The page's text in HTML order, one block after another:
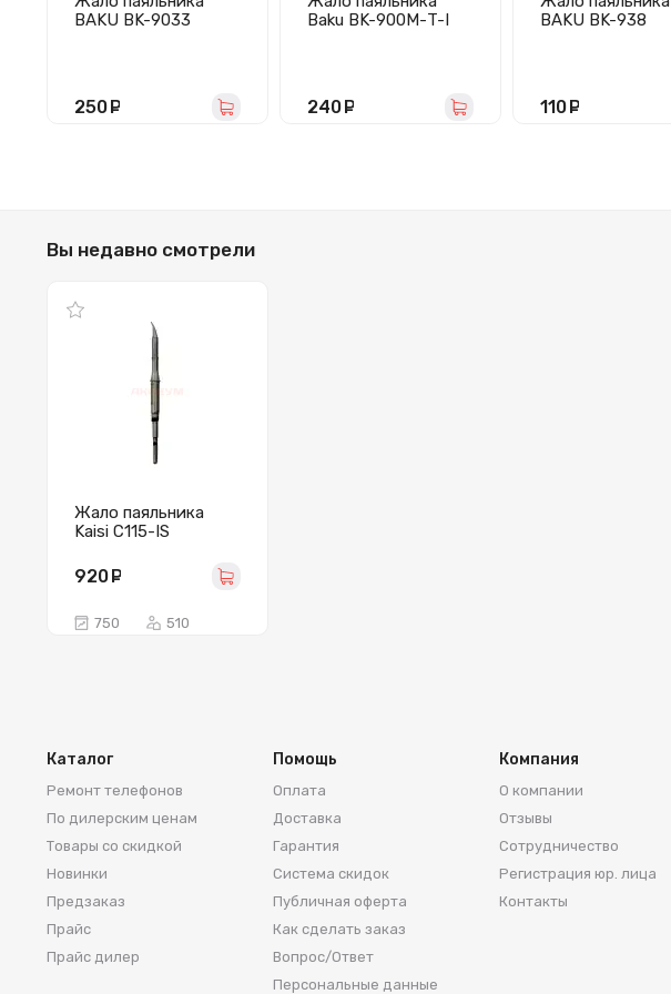
BAKU BK-9033
250
Baku BK-900М-T-I
240
BAKU BK-938
110
Вы недавно смотрели
Жало паяльника
Kaisi C115-IS
920
750 510
Каталог
Ремонт телефонов
По дилерским ценам
Товары со скидкой
Новинки
Предзаказ
Прайс
Прайс дилер
Помощь
Оплата
Доставка
Гарантия
Система скидок
Публичная оферта
Как сделать заказ
Вопрос/Ответ
Персональные данные
Компания
О компании
Отзывы
Сотрудничество
Регистрация юр. лица
Контакты